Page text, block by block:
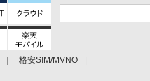
格安SIM/MVNO